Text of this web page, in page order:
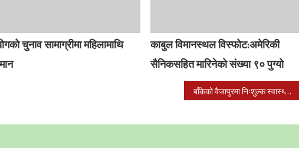
चुनाव सामाग्रीमा महिलामाथि
काबुल विमानस्थल विस्फोट:अमेरिकी
सैनिकसहित मारिनेको संख्या ९० पुग्यो
बाँकेको वैजापुरमा निःशुल्क स्वास्थ्य शिविर सन्चालन